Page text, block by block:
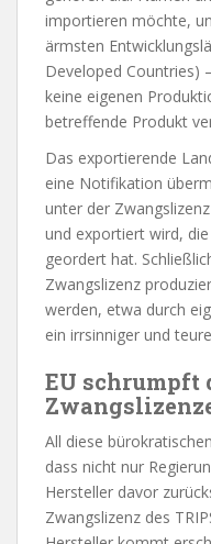
importieren möchte,
ärmsten
Developed Countries)
keine eigenen
betreffende Produkt
Das exportierende
eine Notifikation
unter der
und exportiert wird,
geordert hat.
Zwangslizenz
werden, etwa durch
ein irrsinniger und
EU schrumpft
All diese
dass nicht nur
Hersteller davor
Zwangslizenz des